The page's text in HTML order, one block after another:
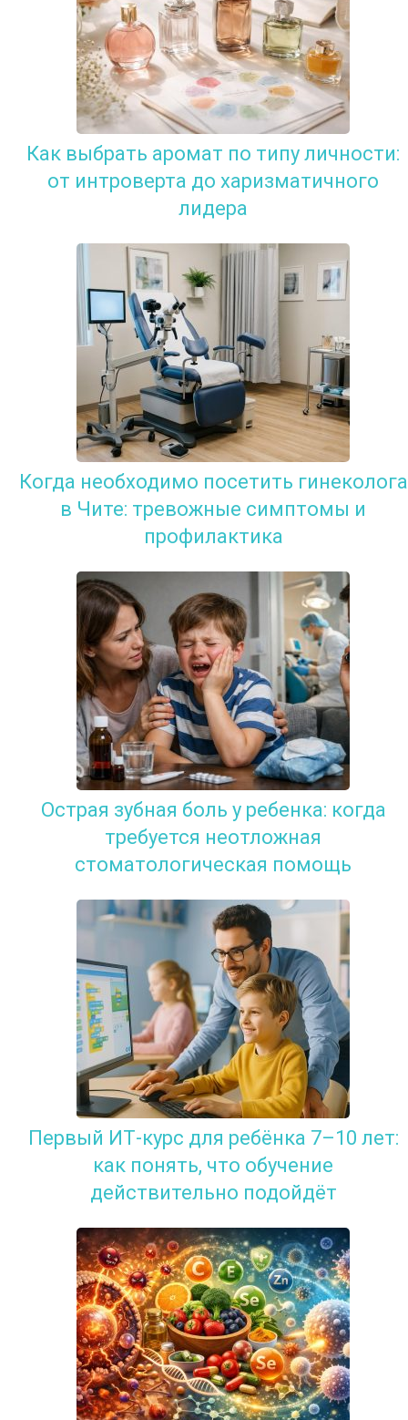
Как выбрать аромат по типу личности:
от интроверта до харизматичного
лидера
Когда необходимо посетить гинеколога
в Чите: тревожные симптомы и
профилактика
Острая зубная боль у ребенка: когда
требуется неотложная
стоматологическая помощь
Первый ИТ-курс для ребёнка 7–10 лет:
как понять, что обучение
действительно подойдёт